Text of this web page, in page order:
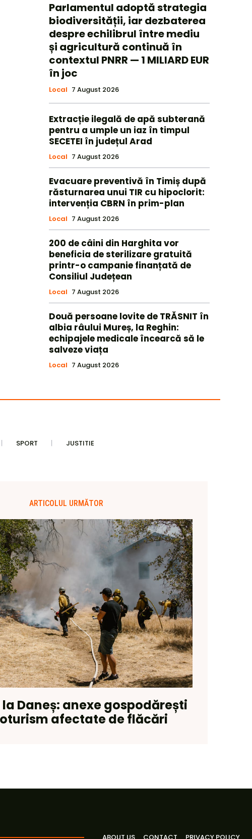
Parlamentul adoptă strategia
biodiversității, iar dezbaterea
despre echilibrul între mediu
și agricultură continuă în
contextul PNRR — 1 MILIARD EUR
în joc
Local 7 August 2026
Extracție ilegală de apă subterană
pentru a umple un iaz în timpul
SECETEI în județul Arad
Local 7 August 2026
Evacuare preventivă în Timiș după
răsturnarea unui TIR cu hipoclorit:
intervenția CBRN în prim-plan
Local 7 August 2026
200 de câini din Harghita vor
beneficia de sterilizare gratuită
printr-o campanie finanțată de
Consiliul Județean
Local 7 August 2026
Două persoane lovite de TRĂSNIT în
albia râului Mureș, la Reghin:
echipajele medicale încearcă să le
salveze viața
Local 7 August 2026
SPORT JUSTITIE
ARTICOLUL URMĂTOR
Daneș: anexe gospodărești
afectate de flăcări